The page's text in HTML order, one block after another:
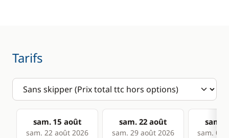
Cuisine
Cuisinière
Tarifs
sam. 15 août
sam. 22 août 2026
sam. 22 août
sam. 29 août 2026
sam.
sam. 05